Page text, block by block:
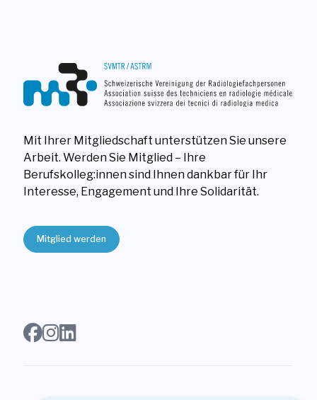
Mit Ihrer Mitgliedschaft unterstützen Sie unsere
Arbeit. Werden Sie Mitglied – Ihre
Berufskolleg:innen sind Ihnen dankbar für Ihr
Interesse, Engagement und Ihre Solidarität.
Mitglied werden